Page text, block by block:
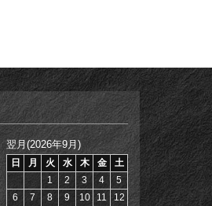
翌月(2026年9月)
日 月 火 水 木 金
土
1
2 3 4
5
6
7 8 9 10 11 12